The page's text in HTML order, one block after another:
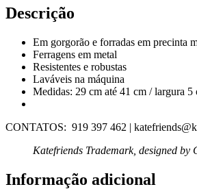
Descrição
Em gorgorão e forradas em precinta
Ferragens em metal
Resistentes e robustas
Laváveis na máquina
Medidas: 29 cm até 41 cm / largura 5
CONTATOS: 919 397 462 |
Katefriends Trademark, designed by
Informação adicional